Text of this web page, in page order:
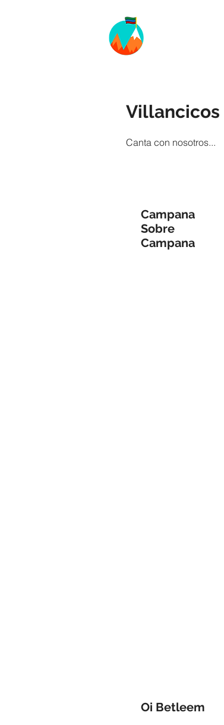
Villancicos
Canta con nosotros...
Campana
Sobre
Campana
Oi Betleem